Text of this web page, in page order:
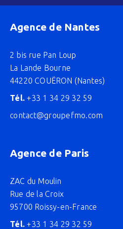
Agence de Nantes
2 bis rue Pan Loup
La Lande Bourne
44220 COUËRON (Nantes)
Tél. +33 1 34 29 32 59
contact@groupefmo.com
Agence de Paris
ZAC du Moulin
Rue de la Croix
95700 Roissy-en-France
Tél. +33 1 34 29 32 59